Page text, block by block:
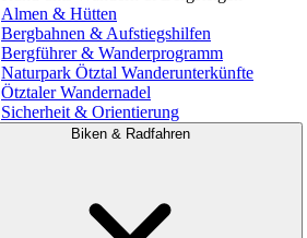
Almen & Hütten
Bergbahnen & Aufstiegshilfen
Bergführer & Wanderprogramm
Naturpark Ötztal Wanderunterkünfte
Ötztaler Wandernadel
Sicherheit & Orientierung
Biken & Radfahren